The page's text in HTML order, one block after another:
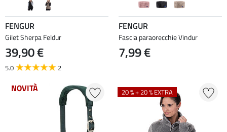
FENGUR
Gilet Sherpa Feldur
39,90 €
5.0 2
FENGUR
Fascia paraorecchie Vindur
7,99 €
NOVITÀ 20 % + 20 % EXTRA